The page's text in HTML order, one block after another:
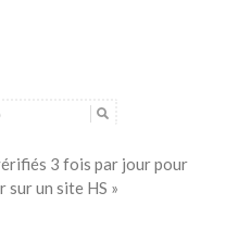
3 fois par jour pour
un site HS »